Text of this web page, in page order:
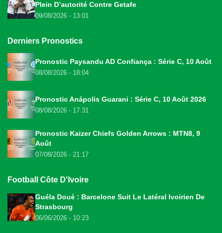
Plein D’autorité Contre Getafe
09/08/2026 - 13:01
Derniers Pronostics
Pronostic Paysandu AD Confiança : Série C, 10 Août
08/08/2026 - 18:04
Pronostic Anápolis Guarani : Série C, 10 Août 2026
08/08/2026 - 17:31
Pronostic Kaizer Chiefs Golden Arrows : MTN8, 9
Août
07/08/2026 - 21:17
Football Côte D'Ivoire
Guéla Doué : Barcelone Suit Le Latéral Ivoirien De
Strasbourg
06/06/2026 - 10:23